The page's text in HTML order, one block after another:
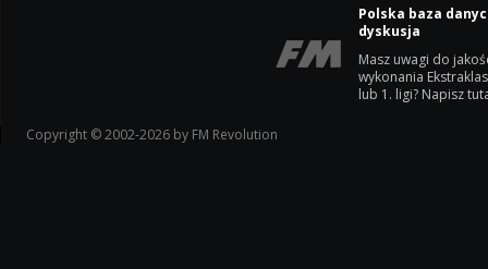
Polska baza
dyskusja
Masz uwagi do
wykonania
lub 1. ligi? Napisz
Copyright © 2002-2026 by FM Revolution